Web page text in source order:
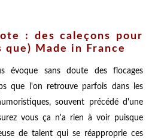
: des caleçons pour
que) Made in France
évoque sans doute des flocages
que l'on retrouve parfois dans les
souvent précédé d'une
vous ça n'a rien à voir puisque
de talent qui se réapproprie ces